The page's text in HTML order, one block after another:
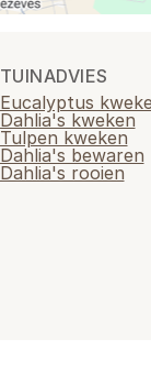
TUINADVIES
Eucalyptus
Dahlia's kweken
Tulpen kweken
Dahlia's bewaren
Dahlia's rooien